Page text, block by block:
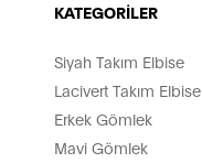
KATEGORİLER
Siyah Takım Elbise
Lacivert Takım Elbise
Erkek Gömlek
Mavi Gömlek